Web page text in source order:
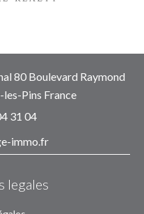
80 Boulevard Raymond
Pins France
31 04
immo.fr
legales